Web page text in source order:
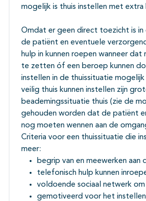
mogelijk is thuis instellen met
Omdat er geen direct toezicht is
de patiënt en eventuele
hulp in kunnen roepen wanneer
te zetten óf een beroep kunnen
instellen in de thuissituatie
veilig thuis kunnen instellen zijn
beademingssituatie thuis (zie de
gehouden worden dat de patiënt
nog moeten wennen aan de
Criteria voor een thuissituatie die
meer:
begrip van en meewerken aan
telefonisch hulp kunnen
voldoende sociaal netwerk
gemotiveerd voor het